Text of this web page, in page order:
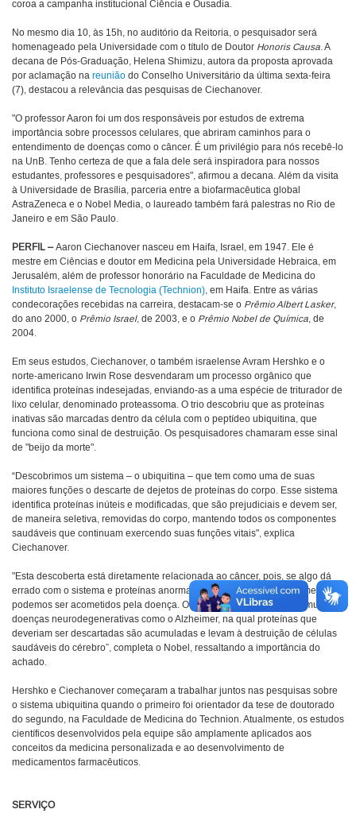
coroa a campanha institucional Ciência e Ousadia.
No mesmo dia 10, às 15h, no auditório da Reitoria, o pesquisador será
homenageado pela Universidade com o título de Doutor Honoris Causa. A
decana de Pós-Graduação, Helena Shimizu, autora da proposta aprovada
por aclamação na reunião do Conselho Universitário da última sexta-feira
(7), destacou a relevância das pesquisas de Ciechanover.
"O professor Aaron foi um dos responsáveis por estudos de extrema
importância sobre processos celulares, que abriram caminhos para o
entendimento de doenças como o câncer. É um privilégio para nós recebê-lo
na UnB. Tenho certeza de que a fala dele será inspiradora para nossos
estudantes, professores e pesquisadores", afirmou a decana. Além da visita
à Universidade de Brasília, parceria entre a biofarmacêutica global
AstraZeneca e o Nobel Media, o laureado também fará palestras no Rio de
Janeiro e em São Paulo.
PERFIL –Aaron Ciechanover nasceu em Haifa, Israel, em 1947. Ele é
mestre em Ciências e doutor em Medicina pela Universidade Hebraica, em
Jerusalém, além de professor honorário na Faculdade de Medicina do
Instituto Israelense de Tecnologia (Technion), em Haifa. Entre as várias
condecorações recebidas na carreira, destacam-se o Prêmio Albert Lasker,
do ano 2000, o Prêmio Israel, de 2003, e o Prêmio Nobel de Química, de
2004.
Em seus estudos, Ciechanover, o também israelense Avram Hershko e o
norte-americano Irwin Rose desvendaram um processo orgânico que
identifica proteínas indesejadas, enviando-as a uma espécie de triturador de
lixo celular, denominado proteassoma. O trio descobriu que as proteínas
inativas são marcadas dentro da célula com o peptídeo ubiquitina, que
funciona como sinal de destruição. Os pesquisadores chamaram esse sinal
de "beijo da morte".
“Descobrimos um sistema – o ubiquitina – que tem como uma de suas
maiores funções o descarte de dejetos de proteínas do corpo. Esse sistema
identifica proteínas inúteis e modificadas, que são prejudiciais e devem ser,
de maneira seletiva, removidas do corpo, mantendo todos os componentes
saudáveis que continuam exercendo suas funções vitais", explica
Ciechanover.
"Esta descoberta está diretamente relacionada ao câncer, pois, se algo dá
errado com o sistema e proteínas anormais são acumuladas, infelizmente
podemos ser acometidos pela doença. O mesmo é verdadeiro para muitas
doenças neurodegenerativas como o Alzheimer, na qual proteínas que
deveriam ser descartadas são acumuladas e levam à destruição de células
saudáveis do cérebro”, completa o Nobel, ressaltando a importância do
achado.
Hershko e Ciechanover começaram a trabalhar juntos nas pesquisas sobre
o sistema ubiquitina quando o primeiro foi orientador da tese de doutorado
do segundo, na Faculdade de Medicina do Technion. Atualmente, os estudos
científicos desenvolvidos pela equipe são amplamente aplicados aos
conceitos da medicina personalizada e ao desenvolvimento de
medicamentos farmacêuticos.
SERVIÇO